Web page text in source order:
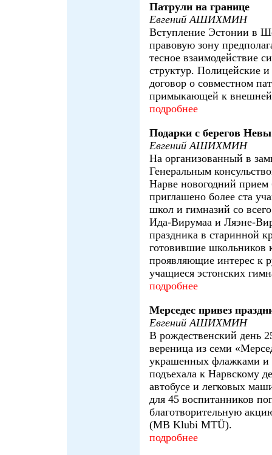
Патрули на границе
Евгений АШИХМИН
Вступление Эстонии в
правовую зону
тесное взаимодействие
структур. Полицейские
договор о совместном
примыкающей к внешней
подробнее
Подарки с берегов Невы
Евгений АШИХМИН
На организованный в
Генеральным
Нарве новогодний прием
приглашено более ста
школ и гимназий со
Ида-Вирумаа и Ляэне-
праздника в старинной
готовившие школьников
проявляющие интерес к
учащиеся эстонских
подробнее
Мерседес привез
Евгений АШИХМИН
В рождественский день
вереница из семи
украшенных флажками
подъехала к Нарвскому
автобусе и легковых
для 45 воспитанников
благотворительную
(MB Klubi MTÜ).
подробнее